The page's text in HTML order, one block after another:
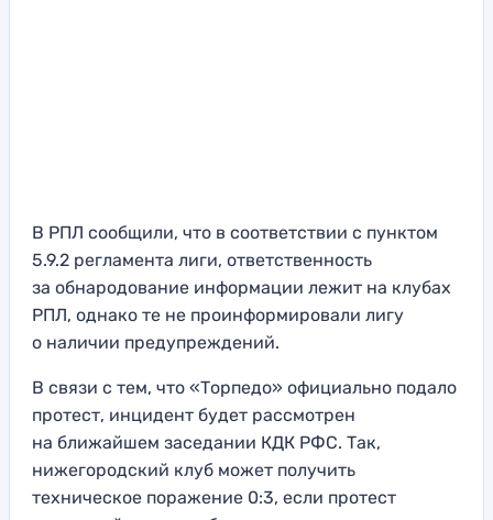
В РПЛ сообщили, что в соответствии с пунктом
5.9.2 регламента лиги, ответственность
за обнародование информации лежит на клубах
РПЛ, однако те не проинформировали лигу
о наличии предупреждений.
В связи с тем, что «Торпедо» официально подало
протест, инцидент будет рассмотрен
на ближайшем заседании КДК РФС. Так,
нижегородский клуб может получить
техническое поражение 0:3, если протест